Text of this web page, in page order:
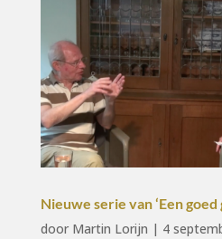
Nieuwe serie van ‘Een goed
door Martin Lorijn | 4